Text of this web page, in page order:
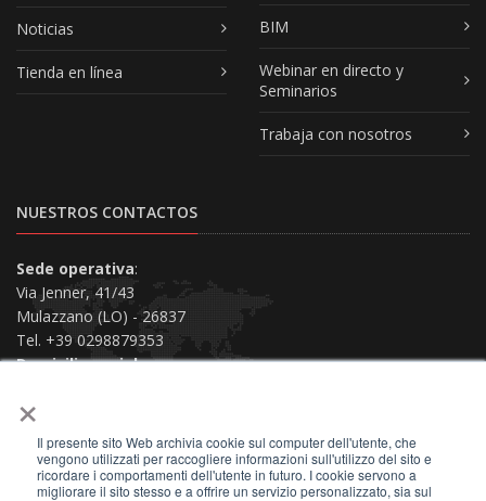
×
Il presente sito Web archivia cookie sul computer dell'utente, che
vengono utilizzati per raccogliere informazioni sull'utilizzo del sito e
ricordare i comportamenti dell'utente in futuro. I cookie servono a
migliorare il sito stesso e a offrire un servizio personalizzato, sia sul
Noticias
Tienda en línea
BIM
Webinar en directo y
Seminarios
Trabaja con nosotros
NUESTROS CONTACTOS
Sede operativa:
Via Jenner, 41/43
Mulazzano (LO) - 26837
Tel. +39 0298879353
Domicilio social:
Piacenza (PC) - 29121
Contáctenos